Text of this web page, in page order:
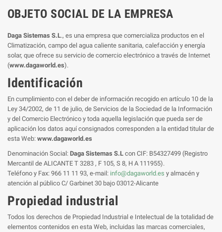
OBJETO SOCIAL DE LA EMPRESA
Daga Sistemas S.L., es una empresa que comercializa productos en el
Climatización, campo del agua caliente sanitaria, calefacción y energía
solar, que ofrece su servicio de comercio electrónico a través de Internet
(www.dagaworld.es).
Identificación
En cumplimiento con el deber de información recogido en artículo 10 de la
Ley 34/2002, de 11 de julio, de Servicios de la Sociedad de la Información
y del Comercio Electrónico y toda aquella legislación que pueda ser de
aplicación los datos aquí consignados corresponden a la entidad titular de
esta Web: www.dagaworld.es
Denominación Social: Daga Sistemas S.L con CIF: B54327499 (Registro
Mercantil de ALICANTE T 3283 , F 105, S 8, H A 111955).
Teléfono y Fax: 966 11 11 93, e-mail: info@dagaworld.es y almacén y
atención al público C/ Garbinet 30 bajo 03012-Alicante
Propiedad industrial
Todos los derechos de Propiedad Industrial e Intelectual de la totalidad de
elementos contenidos en esta Web, incluidas las marcas comerciales,